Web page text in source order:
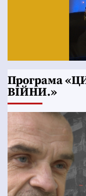
Програма
ВІЙНИ.»